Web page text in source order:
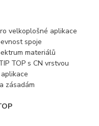
velkoplošné aplikace
spoje
materiálů
TOP s CN vrstvou
zásadám